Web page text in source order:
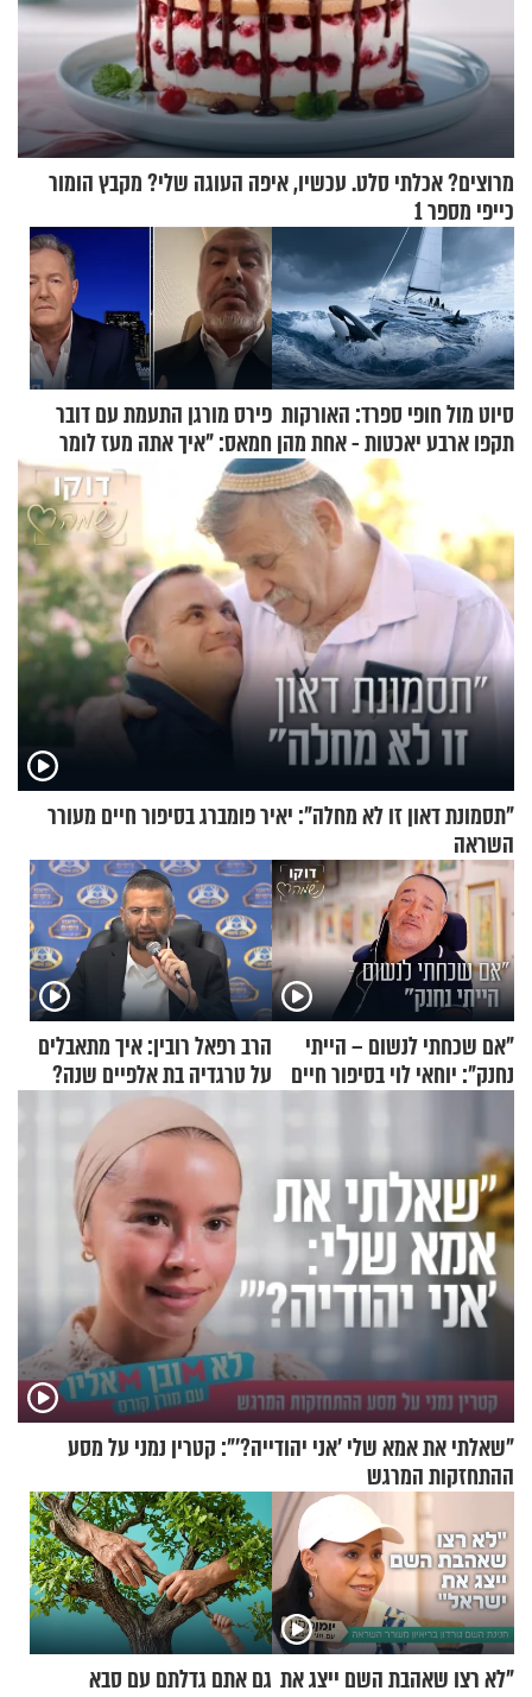
מרוצים? אכלתי סלט. עכשיו, איפה העוגה שלי? מקבץ הומור
כייפי מספר 1
סיוט מול חופי ספרד: האורקות
תקפו ארבע יאכטות - אחת מהן
פירס מורגן התעמת עם דובר
חמאס: "איך אתה מעז לומר
שלא ביצעתם פשעי מלחמה?!"
"תסמונת דאון זו לא מחלה": יאיר פומברג בסיפור חיים מעורר
השראה
"אם שכחתי לנשום – הייתי
נחנק": יוחאי לוי בסיפור חיים
הרב רפאל רובין: איך מתאבלים
על טרגדיה בת אלפיים שנה?
"שאלתי את אמא שלי 'אני יהודייה?'": קטרין נמני על מסע
ההתחזקות המרגש
"לא רצו שאהבת השם ייצג את גם אתם גדלתם עם סבא